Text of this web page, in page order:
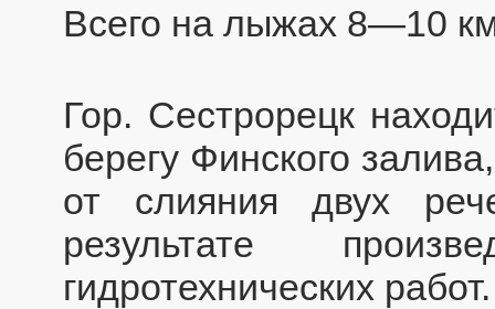
Всего на лыжах 8—10
Гор. Сестрорецк
берегу Финского
от слияния двух
результате
гидротехнических работ.